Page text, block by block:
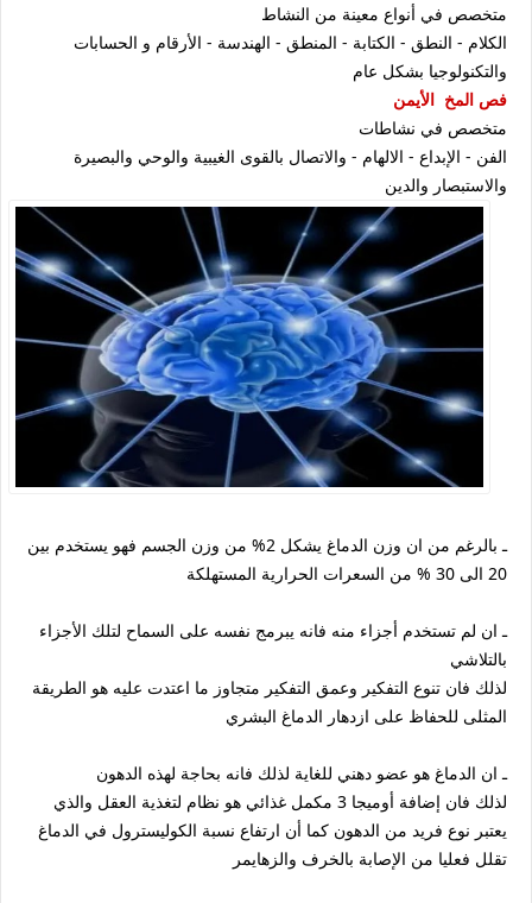
متخصص في أنواع معينة من النشاط
الكلام - النطق - الكتابة - المنطق - الهندسة - الأرقام و الحسابات
والتكنولوجيا بشكل عام
فص المخ الأيمن
متخصص في نشاطات
الفن - الإبداع - الالهام - والاتصال بالقوى الغيبية والوحي والبصيرة
والاستبصار والدين
ـ بالرغم من ان وزن الدماغ يشكل 2% من وزن الجسم فهو يستخدم بين
20 الى 30 % من السعرات الحرارية المستهلكة
ـ ان لم تستخدم أجزاء منه فانه يبرمج نفسه على السماح لتلك الأجزاء
بالتلاشي
لذلك فان تنوع التفكير وعمق التفكير متجاوز ما اعتدت عليه هو الطريقة
المثلى للحفاظ على ازدهار الدماغ البشري
ـ ان الدماغ هو عضو دهني للغاية لذلك فانه بحاجة لهذه الدهون
لذلك فان إضافة أوميجا 3 مكمل غذائي هو نظام لتغذية العقل والذي
يعتبر نوع فريد من الدهون كما أن ارتفاع نسبة الكوليسترول في الدماغ
تقلل فعليا من الإصابة بالخرف والزهايمر